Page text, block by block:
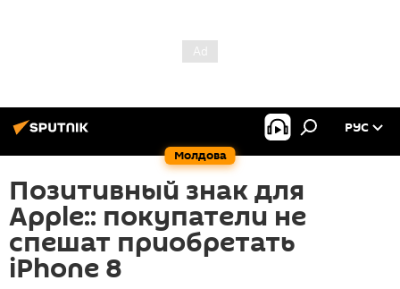
Молдова
РУС
Позитивный знак для
Apple:: покупатели не
спешат приобретать
iPhone 8